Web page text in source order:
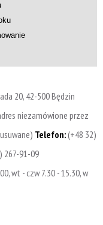
20, 42-500 Będzin
niezamówione przez
Telefon:(+48 32)
267-91-09
wt - czw 7.30 - 15.30, w